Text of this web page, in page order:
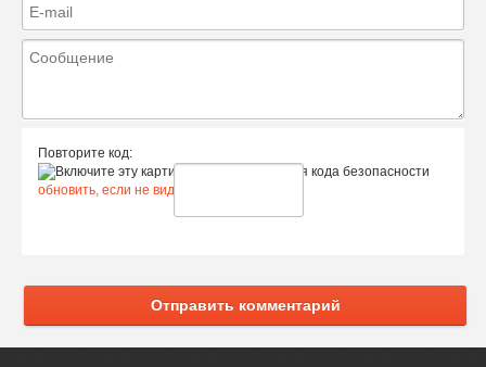
Повторите код:
обновить, если не виден код
Отправить комментарий